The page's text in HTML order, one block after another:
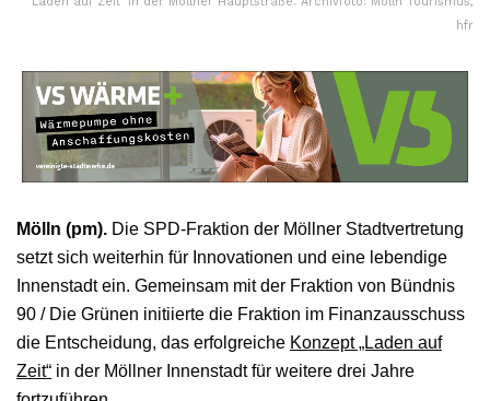
hfr
Mölln (pm). Die SPD-Fraktion der Möllner Stadtvertretung
setzt sich weiterhin für Innovationen und eine lebendige
Innenstadt ein. Gemeinsam mit der Fraktion von Bündnis
90 / Die Grünen initiierte die Fraktion im Finanzausschuss
die Entscheidung, das erfolgreiche Konzept „Laden auf
Zeit“ in der Möllner Innenstadt für weitere drei Jahre